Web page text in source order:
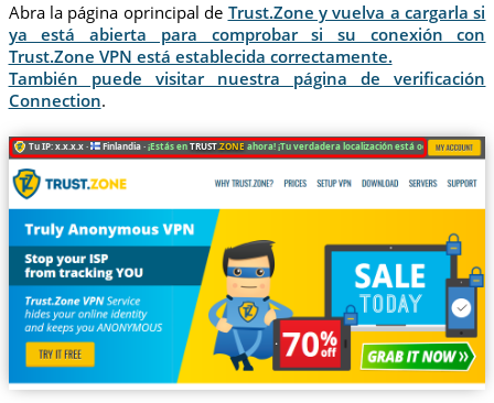
Abra la página oprincipal de Trust.Zone y vuelva a cargarla si
ya está abierta para comprobar si su conexión con
Trust.Zone VPN está establecida correctamente.
También puede visitar nuestra página de verificación
Connection.
Tu IP: x.x.x.x · Finlandia ·¡Estás enTRUST.ZONE ahora! ¡Tu verdadera localización está oculta!